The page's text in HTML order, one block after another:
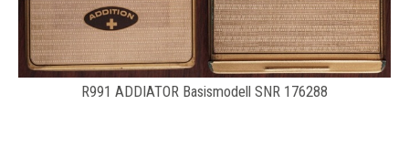
R991 ADDIATOR Basismodell SNR 176288